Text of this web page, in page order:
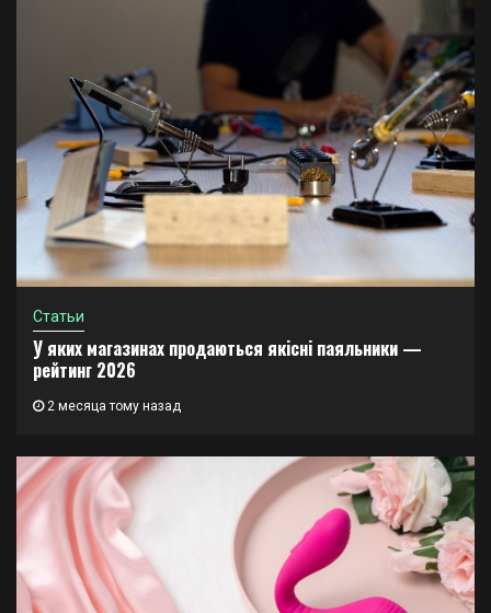
Статьи
У яких магазинах продаються якісні паяльники —
рейтинг 2026
2 месяца тому назад